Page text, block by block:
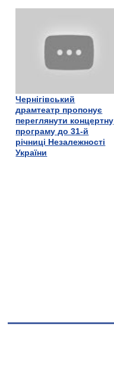
Чернігівський
драмтеатр пропонує
переглянути концертну
програму до 31-й
річниці Незалежності
України